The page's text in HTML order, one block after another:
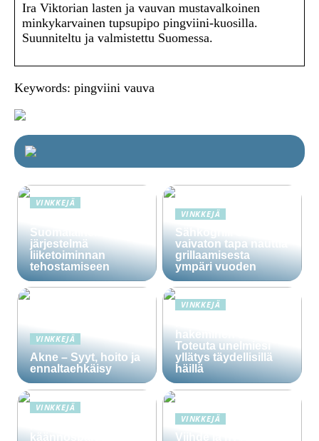
Ira Viktorian lasten ja vauvan mustavalkoinen
minkykarvainen tupsupipo pingviini-kuosilla.
Suunniteltu ja valmistettu Suomessa.
Keywords: pingviini vauva
VINKKEJÄ
Suomalainen CRM-
järjestelmä
liiketoiminnan
tehostamiseen
VINKKEJÄ
Sähkögrilli on
vaivaton tapa nauttia
grillaamisesta
ympäri vuoden
VINKKEJÄ
Akne – Syyt, hoito ja
ennaltaehkäisy
VINKKEJÄ
hakeminen salassa –
Toteuta unelmiesi
yllätys täydellisillä
häillä
VINKKEJÄ
käännöspalvelujen
VINKKEJÄ
Viihde ja hyöty